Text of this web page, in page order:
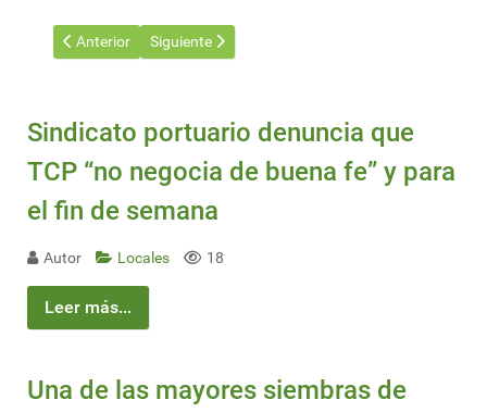
Artículo anterior: Referente internacional en soluciones
Anterior Artículo siguiente: El jueves comienza la Expo
Siguiente
Sindicato portuario denuncia que
TCP “no negocia de buena fe” y para
el fin de semana
Autor Locales 18
Leer más...
Una de las mayores siembras de